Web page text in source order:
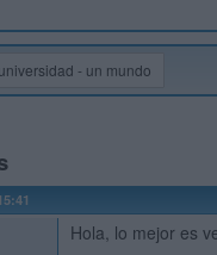
- un mundo
Hola, lo mejor es